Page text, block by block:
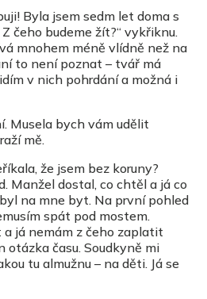
Byla jsem sedm let doma s
čeho budeme žít?“ vykřiknu.
mnohem méně vlídně než na
to není poznat – tvář má
v nich pohrdání a možná i
Musela bych vám udělit
mě.
že jsem bez koruny?
Manžel dostal, co chtěl a já co
na mne byt. Na první pohled
spát pod mostem.
a já nemám z čeho zaplatit
času. Soudkyně mi
tu almužnu – na děti. Já se